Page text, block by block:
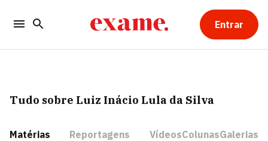
Entrar
Tudo sobre Luiz Inácio Lula da Silva
Matérias
Reportagens
VídeosColunasGalerias